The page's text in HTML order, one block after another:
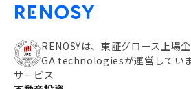
RENOSYは、東証グロース上場
GA technologiesが運営していま
サービス